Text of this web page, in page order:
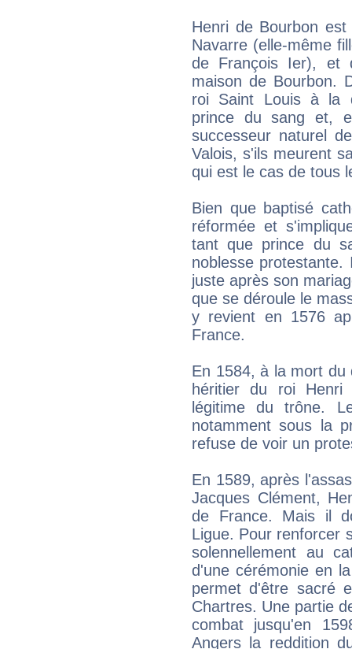
Henri de Bourbon
Navarre (elle-même
de François Ier), et
maison de Bourbon.
roi Saint Louis à la
prince du sang et,
successeur naturel
Valois, s'ils meurent
qui est le cas de tous
Bien que baptisé
réformée et
tant que prince du
noblesse
juste après son
que se déroule le
y revient en 1576
France.
En 1584, à la mort du
héritier du roi
légitime du trône.
notamment sous la
refuse de voir un
En 1589, après
Jacques Clément,
de France. Mais il
Ligue. Pour renforcer
solennellement au
d'une cérémonie en
permet d'être sacré
Chartres. Une partie
combat jusqu'en
Angers la reddition